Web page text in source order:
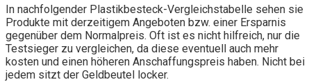
In nachfolgender Plastikbesteck-Vergleichstabelle sehen sie
Produkte mit derzeitigem Angeboten bzw. einer Ersparnis
gegenüber dem Normalpreis. Oft ist es nicht hilfreich, nur die
Testsieger zu vergleichen, da diese eventuell auch mehr
kosten und einen höheren Anschaffungspreis haben. Nicht bei
jedem sitzt der Geldbeutel locker.